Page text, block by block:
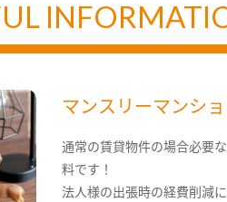
マンスリーマンシ
通常の賃貸物件の場合必要
料です！
法人様の出張時の経費削減に